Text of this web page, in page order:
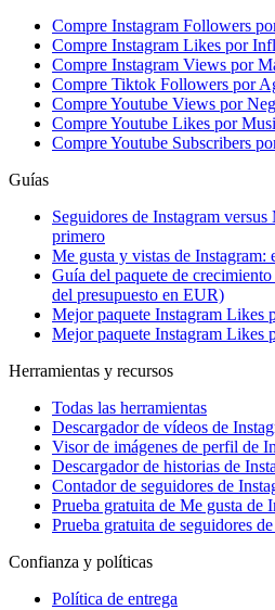
Compre Instagram Followers
Compre Instagram Likes por
Compre Instagram Views por
Compre Tiktok Followers por
Compre Youtube Views por
Compre Youtube Likes por
Compre Youtube Subscribers
Guías
Seguidores de Instagram
primero
Me gusta y vistas de Instagram:
Guía del paquete de
del presupuesto en EUR)
Mejor paquete Instagram Likes
Mejor paquete Instagram Likes
Herramientas y recursos
Todas las herramientas
Descargador de vídeos de
Visor de imágenes de perfil de
Descargador de historias de
Contador de seguidores de
Prueba gratuita de Me gusta de
Prueba gratuita de seguidores
Confianza y políticas
Política de entrega